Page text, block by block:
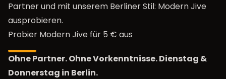
Partner und mit unserem Berliner Stil: Modern Jive
ausprobieren.
Probier Modern Jive für 5 € aus
Ohne Partner. Ohne Vorkenntnisse. Dienstag &
Donnerstag in Berlin.